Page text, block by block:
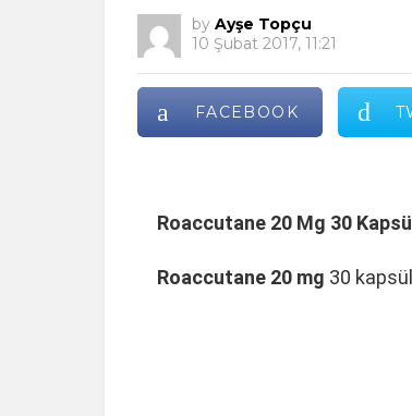
by Ayşe Topçu
10 Şubat 2017, 11:21
FACEBOOK
Roaccutane 20 Mg 30 Kapsül
Roaccutane 20 mg 30